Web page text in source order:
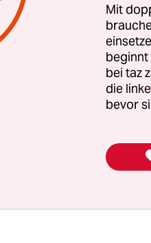
Journalisten.
erfolgte einen Tag
Küstenstreifen.
Süden Gazas
ein Soldat getötet,
Mit
beginnt
bei taz
die
bevor